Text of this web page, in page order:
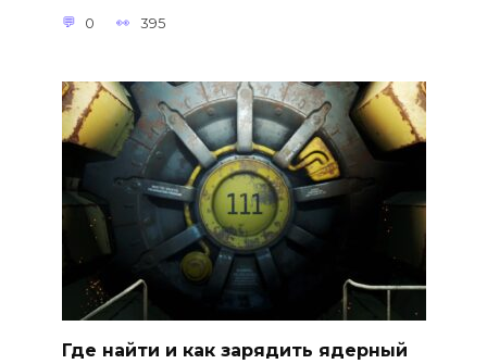
0 395
Где найти и как зарядить ядерный